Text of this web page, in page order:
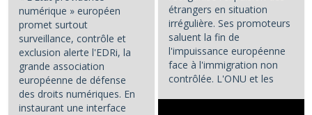
étrangers en situation
irrégulière. Ses promoteurs
saluent la fin de
l'impuissance européenne
face à l'immigration non
contrôlée. L'ONU et les
numérique » européen
promet surtout
surveillance, contrôle et
exclusion alerte l'EDRi, la
grande association
européenne de défense
des droits numériques. En
instaurant une interface